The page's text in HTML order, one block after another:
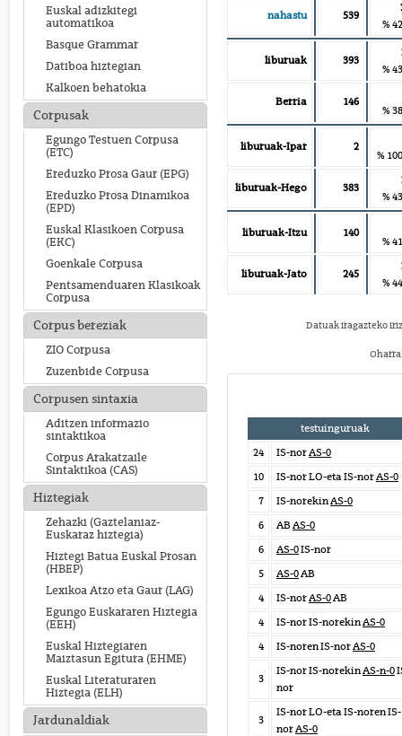
Euskal adizkitegi
automatikoa
Basque Grammar
Datiboa hiztegian
Kalkoen behatokia
Corpusak
Egungo Testuen Corpusa
(ETC)
Ereduzko Prosa Gaur (EPG)
Ereduzko Prosa Dinamikoa
(EPD)
Euskal Klasikoen Corpusa
(EKC)
Goenkale Corpusa
Pentsamenduaren Klasikoak
Corpusa
Corpus bereziak
ZIO Corpusa
Zuzenbide Corpusa
Corpusen sintaxia
Aditzen informazio
sintaktikoa
Corpus Arakatzaile
Sintaktikoa (CAS)
Hiztegiak
Zehazki (Gaztelaniaz-
Euskaraz hiztegia)
Hiztegi Batua Euskal Prosan
(HBEP)
Lexikoa Atzo eta Gaur (LAG)
Egungo Euskararen Hiztegia
(EEH)
Euskal Hiztegiaren
Maiztasun Egitura (EHME)
Euskal Literaturaren
Hiztegia (ELH)
Jardunaldiak
nahastu 539
%
liburuak 393
%
Berria 146
%
liburuak-Ipar 2
%
liburuak-Hego 383
%
liburuak-Itzu 140
%
liburuak-Jato 245
%
Datuak iragazteko
testuinguruak
24
IS-norAS-0
10
IS-nor LO-eta IS-norAS-0
7
IS-norekinAS-0
6
AB AS-0
6
AS-0IS-nor
5
AS-0AB
4
IS-norAS-0AB
4
IS-nor IS-norekinAS-0
4
IS-noren IS-norAS-0
3
IS-nor IS-norekinAS-n-0
nor
3
IS-nor LO-eta IS-noren IS-
norAS-0